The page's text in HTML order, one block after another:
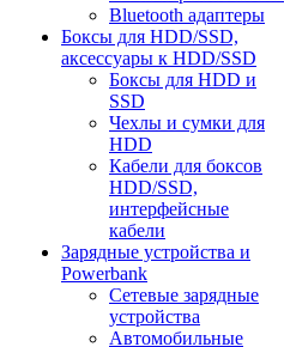
Bluetooth адаптеры
Боксы для HDD/SSD,
аксессуары к HDD/SSD
Боксы для HDD и
SSD
Чехлы и сумки для
HDD
Кабели для боксов
HDD/SSD,
интерфейсные
кабели
Зарядные устройства и
Powerbank
Сетевые зарядные
устройства
Автомобильные